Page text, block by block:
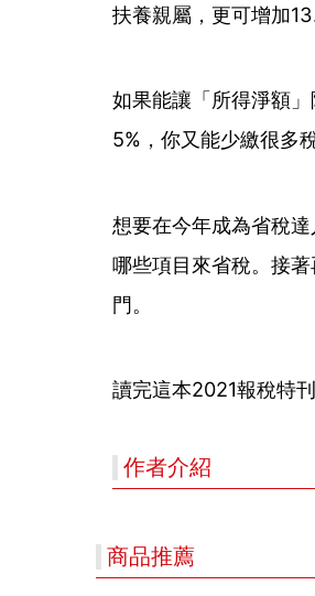
扶養親屬，更可增加
如果能讓「所得淨額
5%，你又能少繳很多稅
想要在今年成為省稅
哪些項目來省稅。接
門。
讀完這本2021報稅特
作者介紹
商品推薦